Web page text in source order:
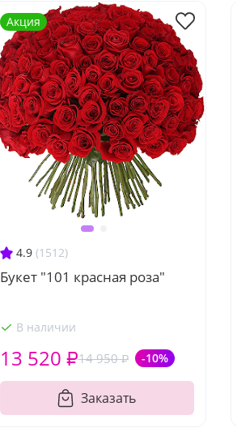
4.9 (1512)
Букет "101 красная роза"
В наличии
14 950 ₽ -10%
13 520 ₽
Заказать
Акция